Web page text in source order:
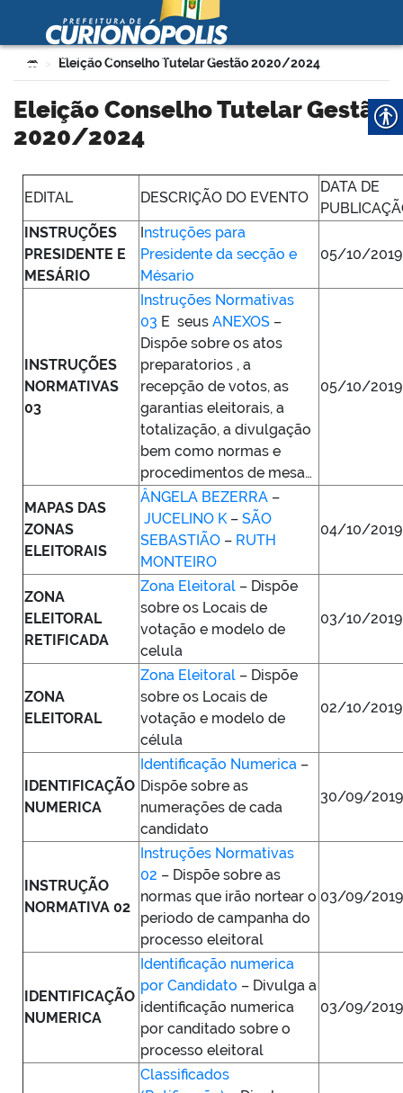
Ir para o conteúdo
Prefeitura Municipal de
Curionópolis
portal
portal
Você está aqui:
> Eleição Conselho Tutelar Gestão 2020/2024
Eleição Conselho Tutelar Gestão
2020/2024
EDITAL DESCRIÇÃO DO EVENTO
DATA DE
INSTRUÇÕES
PRESIDENTE E
MESÁRIO
nstruções para
Presidente da secção e
Mésario
05/10/2019
INSTRUÇÕES
NORMATIVAS
03
Instruções Normativas
03 E seus ANEXOS –
Dispõe sobre os atos
preparatorios , a
recepção de votos, as
garantias eleitorais, a
totalização, a divulgação
bem como normas e
procedimentos de mesa…
05/10/2019
MAPAS DAS
ZONAS
ELEITORAIS
ÂNGELA BEZERRA –
JUCELINO K – SÃO
SEBASTIÃO – RUTH
MONTEIRO
04/10/
ZONA
ELEITORAL
RETIFICADA
Zona Eleitoral – Dispõe
sobre os Locais de
votação e modelo de
celula
03/10/2019
ZONA
ELEITORAL
Zona Eleitoral – Dispõe
sobre os Locais de
votação e modelo de
célula
02/10/2019
IDENTIFICAÇÃO
NUMERICA
Identificação Numerica –
Dispõe sobre as
numerações de cada
candidato
30/09/2019
INSTRUÇÃO
NORMATIVA 02
Instruções Normativas
02 – Dispõe sobre as
normas que irão nortear o
periodo de campanha do
processo eleitoral
03/09/2019
IDENTIFICAÇÃO
NUMERICA
Identificação numerica
por Candidato – Divulga a
identificação numerica
por canditado sobre o
processo eleitoral
03/09/2019
Classificados